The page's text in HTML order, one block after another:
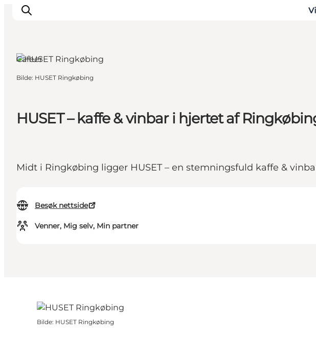
Aktiviteter
HUSET – kaffe & vinbar i hjertet af
Midt i Ringkøbing ligger HUSET – en stemningsfuld kaffe &
Besøk nettside
Venner, Mig selv, Min partner
Cafeer
Bilde: HUSET Ringkøbing
Bilde: HUSET Ringkøbing